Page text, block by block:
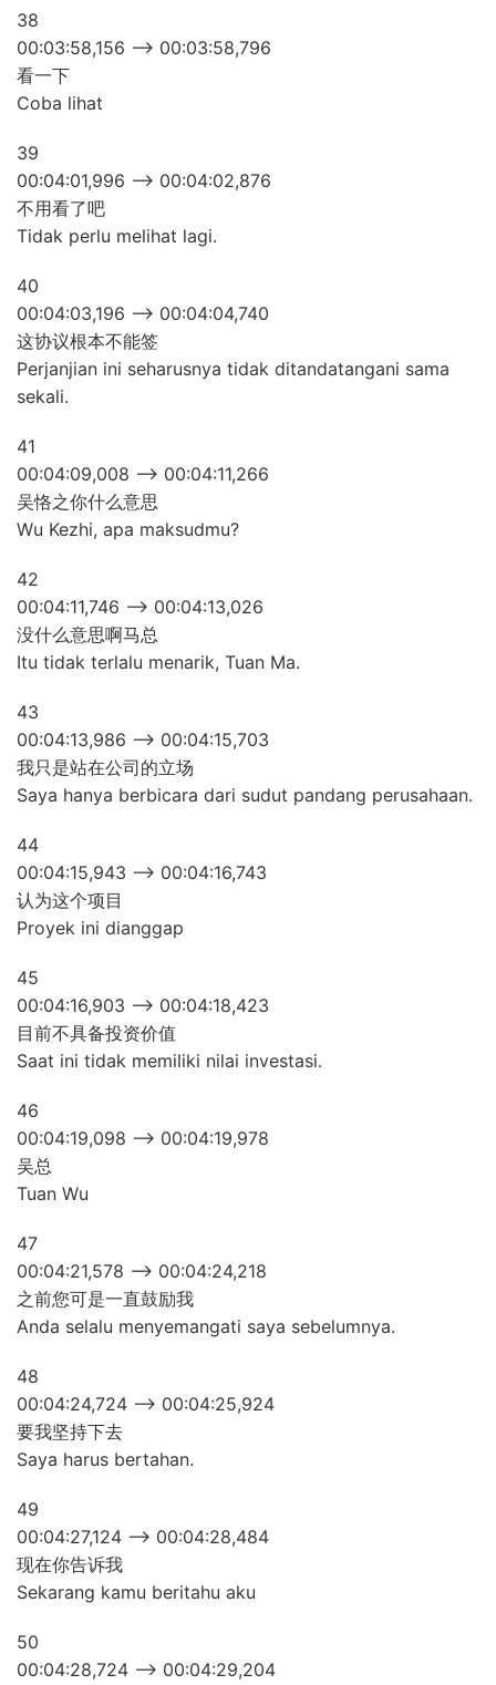
38
00:03:58,156 –> 00:03:58,796
看一下
Coba lihat
39
00:04:01,996 –> 00:04:02,876
不用看了吧
Tidak perlu melihat lagi.
40
00:04:03,196 –> 00:04:04,740
这协议根本不能签
Perjanjian ini seharusnya tidak ditandatangani sama
sekali.
41
00:04:09,008 –> 00:04:11,266
吴恪之你什么意思
Wu Kezhi, apa maksudmu?
42
00:04:11,746 –> 00:04:13,026
没什么意思啊马总
Itu tidak terlalu menarik, Tuan Ma.
43
00:04:13,986 –> 00:04:15,703
我只是站在公司的立场
Saya hanya berbicara dari sudut pandang perusahaan.
44
00:04:15,943 –> 00:04:16,743
认为这个项目
Proyek ini dianggap
45
00:04:16,903 –> 00:04:18,423
目前不具备投资价值
Saat ini tidak memiliki nilai investasi.
46
00:04:19,098 –> 00:04:19,978
吴总
Tuan Wu
47
00:04:21,578 –> 00:04:24,218
之前您可是一直鼓励我
Anda selalu menyemangati saya sebelumnya.
48
00:04:24,724 –> 00:04:25,924
要我坚持下去
Saya harus bertahan.
49
00:04:27,124 –> 00:04:28,484
现在你告诉我
Sekarang kamu beritahu aku
50
00:04:28,724 –> 00:04:29,204